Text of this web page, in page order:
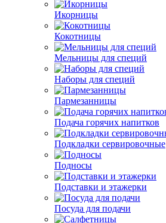
Икорницы
Кокотницы
Мельницы для специй
Наборы для специй
Пармезанницы
Подача горячих напитков
Подкладки сервировочные
Подносы
Подставки и этажерки
Посуда для подачи